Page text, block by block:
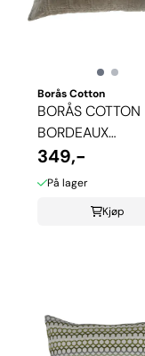
Borås Cotton
BORÅS COTTON
BORDEAUX
PUTETREKK -
349,-
På lager
Kjøp